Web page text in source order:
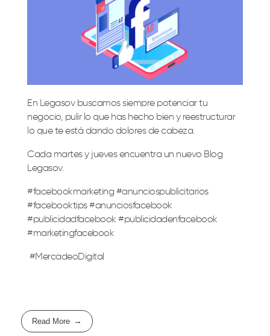
En Legasov buscamos siempre potenciar tu
negocio, pulir lo que has hecho bien y reestructurar
lo que te está dando dolores de cabeza.
Cada martes y jueves encuentra un nuevo Blog
Legasov.
#facebookmarketing #anunciospublicitarios
#facebooktips #anunciosfacebook
#publicidadfacebook #publicidadenfacebook
#marketingfacebook
#MercadeoDigital
Read More